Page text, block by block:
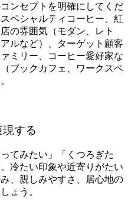
ンセプトを明確にしてくだ
ペシャルティコーヒー、紅
の雰囲気（モダン、レト
ルなど）、ターゲット顧客
ミリー、コーヒー愛好家な
ブックカフェ、ワークスペ
する
てみたい」「くつろぎた
冷たい印象や近寄りがたい
、親しみやすさ、居心地の
ょう。